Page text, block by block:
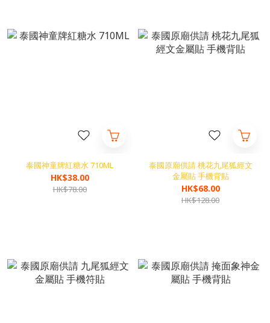
泰國神童牌紅糖水 710ML
HK$38.00
HK$78.00
泰國原廟供請 桃花九尾狐經文
金屬貼 手機背貼
HK$68.00
HK$128.00